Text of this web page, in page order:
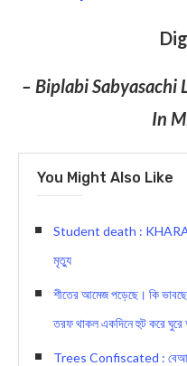
– Biplabi Sabyasachi
In
You Might Also Like
Student death :
মৃত্যু
শীতের আমেজ পড়েছে। কি
তরফ থাকল একদিনে হুট করে
Trees Confiscated :